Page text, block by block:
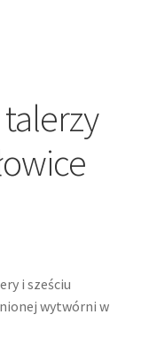
i sześciu
wytwórni w